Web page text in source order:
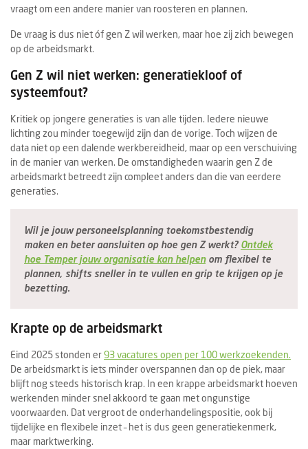
vraagt om een andere manier van roosteren en plannen.
De vraag is dus niet óf gen Z wil werken, maar hoe zij zich bewegen
op de arbeidsmarkt.
Gen Z wil niet werken: generatiekloof of
systeemfout?
Kritiek op jongere generaties is van alle tijden. Iedere nieuwe
lichting zou minder toegewijd zijn dan de vorige. Toch wijzen de
data niet op een dalende werkbereidheid, maar op een verschuiving
in de manier van werken. De omstandigheden waarin gen Z de
arbeidsmarkt betreedt zijn compleet anders dan die van eerdere
generaties.
Wil je jouw personeelsplanning toekomstbestendig
maken en beter aansluiten op hoe gen Z werkt? Ontdek
hoe Temper jouw organisatie kan helpenom flexibel te
plannen, shifts sneller in te vullen en grip te krijgen op je
bezetting.
Krapte op de arbeidsmarkt
Eind 2025 stonden er93 vacatures open per 100 werkzoekenden.
De arbeidsmarkt is iets minder overspannen dan op de piek, maar
blijft nog steeds historisch krap. In een krappe arbeidsmarkt hoeven
werkenden minder snel akkoord te gaan met ongunstige
voorwaarden. Dat vergroot de onderhandelingspositie, ook bij
tijdelijke en flexibele inzet – het is dus geen generatiekenmerk,
maar marktwerking.